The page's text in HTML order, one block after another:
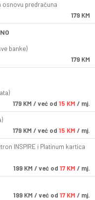
osnovu predračuna
179 KM
banke)
179 KM
179 KM / već od 15 KM / mj.
179 KM / već od 15 KM / mj.
INSPIRE i Platinum kartica
199 KM / već od 17 KM / mj.
199 KM / već od 17 KM / mj.